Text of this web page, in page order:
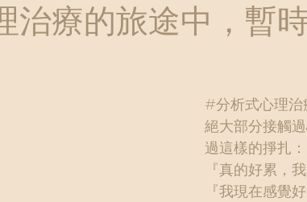
治療的旅途中，暫
#分析式心理治
絕大部分接觸
過這樣的掙扎：
『真的好累，
『我現在感覺